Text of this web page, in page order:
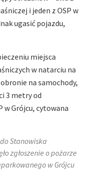
i jeden z OSP w
ugasić pojazdu,
miejsca
w natarciu na
na samochody,
3 metry od
w Grójcu, cytowana
Stanowiska
zgłoszenie o pożarze
w Grójcu